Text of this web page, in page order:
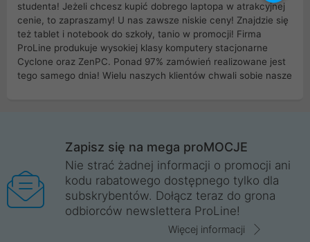
studenta! Jeżeli chcesz kupić dobrego laptopa w atrakcyjnej
cenie, to zapraszamy! U nas zawsze niskie ceny! Znajdzie się
też tablet i notebook do szkoły, tanio w promocji! Firma
ProLine produkuje wysokiej klasy komputery stacjonarne
Cyclone oraz ZenPC. Ponad 97% zamówień realizowane jest
tego samego dnia! Wielu naszych klientów chwali sobie nasze
Wrocław, Poznań, Legnica, Katowice, Gliwice, Kalisz, Bytom,
Trzebnica, Opole. Szybka i profesjonalna obsługa!
ProLine to polska firma ze 100% polskim kapitałem. Działamy
legalnie i płacimy podatki w naszym kraju! Posiadamy siedzibę
główną w Mirkowie oraz salony na terenie kraju. Cała
komunikacja ze sklepem komputerowym ProLine jest
Zapisz się na mega proMOCJE
Nie strać żadnej informacji o promocji ani
kodu rabatowego dostępnego tylko dla
subskrybentów. Dołącz teraz do grona
odbiorców newslettera ProLine!
Więcej informacji